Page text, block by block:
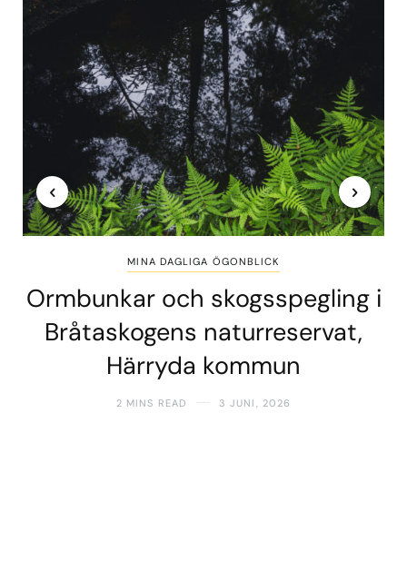
MINA DAGLIGA ÖGONBLICK
Ormbunkar och skogsspegling i
Bråtaskogens naturreservat,
Härryda kommun
2 MINS READ 3 JUNI, 2026